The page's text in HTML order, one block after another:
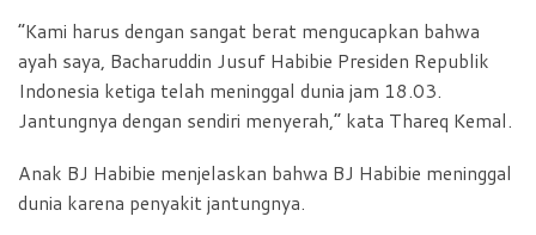
“Kami harus dengan sangat berat mengucapkan bahwa
ayah saya, Bacharuddin Jusuf Habibie Presiden Republik
Indonesia ketiga telah meninggal dunia jam 18.03.
Jantungnya dengan sendiri menyerah,” kata Thareq Kemal.
Anak BJ Habibie menjelaskan bahwa BJ Habibie meninggal
dunia karena penyakit jantungnya.